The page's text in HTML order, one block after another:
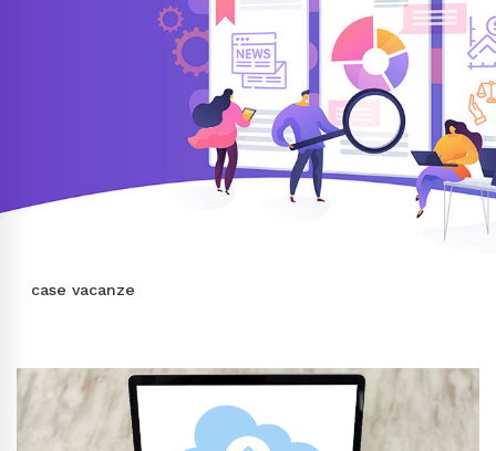
case vacanze